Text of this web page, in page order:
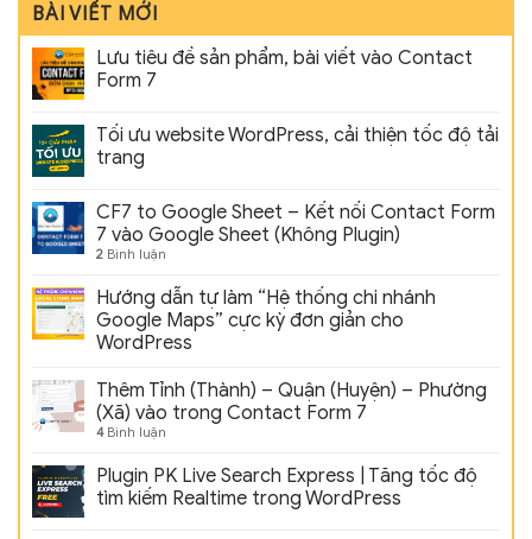
BÀI VIẾT MỚI
Lưu tiêu đề sản phẩm, bài viết vào Contact
Form 7
Tối ưu website WordPress, cải thiện tốc độ tải
trang
CF7 to Google Sheet – Kết nối Contact Form
7 vào Google Sheet (Không Plugin)
2 Bình luận
Hướng dẫn tự làm “Hệ thống chi nhánh
Google Maps” cực kỳ đơn giản cho
WordPress
Thêm Tỉnh (Thành) – Quận (Huyện) – Phường
(Xã) vào trong Contact Form 7
4Bình luận
Plugin PK Live Search Express | Tăng tốc độ
tìm kiếm Realtime trong WordPress